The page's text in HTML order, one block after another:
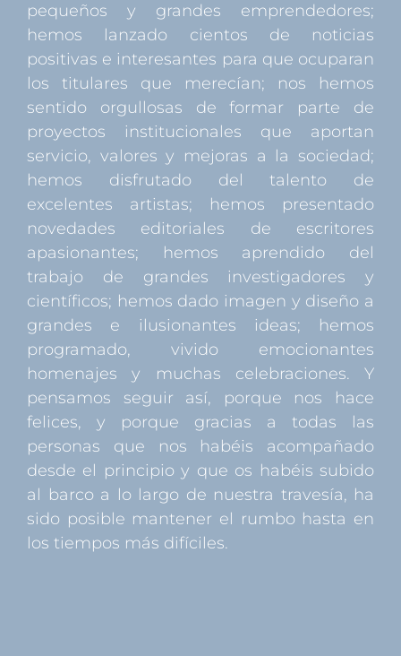
pequeños y grandes emprendedores;
hemos lanzado cientos de noticias
positivas e interesantes para que ocuparan
los titulares que merecían; nos hemos
sentido orgullosas de formar parte de
proyectos institucionales que aportan
servicio, valores y mejoras a la sociedad;
hemos disfrutado del talento de
excelentes artistas; hemos presentado
novedades editoriales de escritores
apasionantes; hemos aprendido del
trabajo de grandes investigadores y
científicos; hemos dado imagen y diseño a
grandes e ilusionantes ideas; hemos
programado, vivido emocionantes
homenajes y muchas celebraciones. Y
pensamos seguir así, porque nos hace
felices, y porque gracias a todas las
personas que nos habéis acompañado
desde el principio y que os habéis subido
al barco a lo largo de nuestra travesía, ha
sido posible mantener el rumbo hasta en
los tiempos más difíciles.